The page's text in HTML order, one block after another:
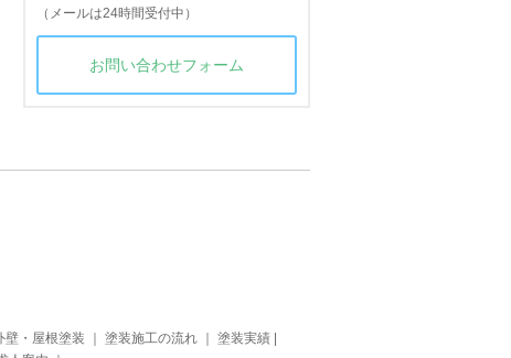
（メールは24時間受付中）
お問い合わせフォーム
壁・屋根塗装 塗装施工の流れ 塗装実績